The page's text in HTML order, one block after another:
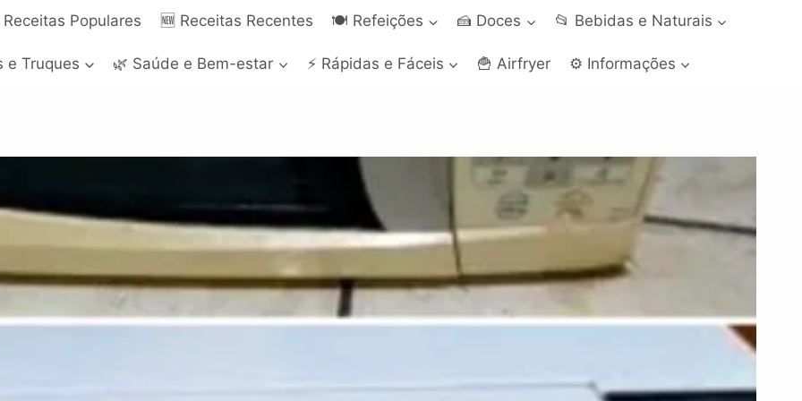
Receitas Populares 🆕 Receitas Recentes 🍽️ Refeições 🍰 Doces 📂 Bebidas e Naturais
e Truques 🌿 Saúde e Bem-estar ⚡ Rápidas e Fáceis 🍟 Airfryer ⚙️ Informações